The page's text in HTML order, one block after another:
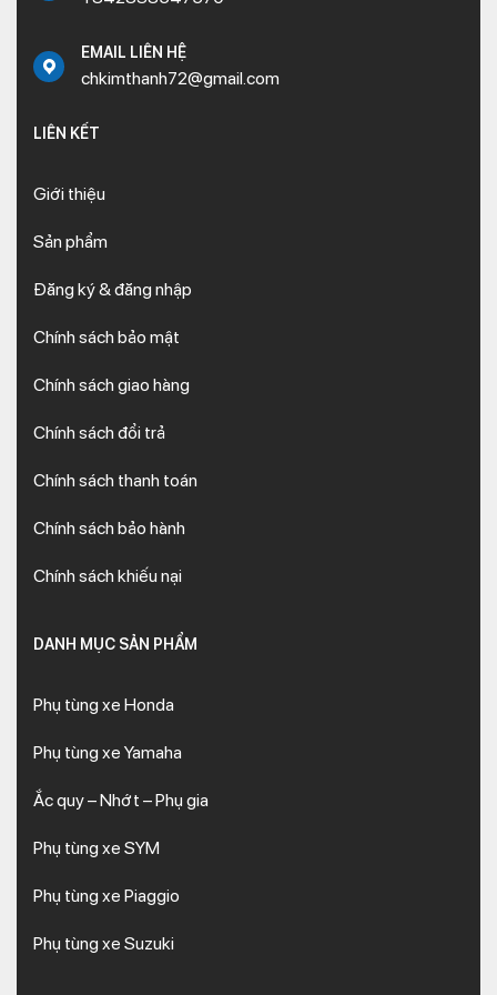
7 ngày tùy vào khoảng cách khách hàng đặt hàng.
– Chính sách đổi trả 1-1 có các sản phẩm bị lỗi đều được đổi
sản phẩm tương ứng với cam kết100% chưa qua sử dụng,
EMAIL LIÊN HỆ
chkimthanh72@gmail.com
LIÊN KẾT
Giới thiệu
Sản phẩm
Đăng ký & đăng nhập
Chính sách bảo mật
Chính sách giao hàng
Chính sách đổi trả
Chính sách thanh toán
Chính sách bảo hành
Chính sách khiếu nại
DANH MỤC SẢN PHẨM
Phụ tùng xe Honda
Phụ tùng xe Yamaha
Ắc quy – Nhớt – Phụ gia
Phụ tùng xe SYM
Phụ tùng xe Piaggio
Phụ tùng xe Suzuki